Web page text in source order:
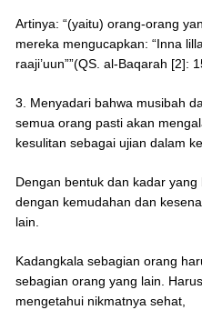
Artinya: “(yaitu) orang-orang
mereka mengucapkan: “Inna
raaji’uun””(QS. al-Baqarah [2]:
3. Menyadari bahwa musibah
semua orang pasti akan
kesulitan sebagai ujian dalam
Dengan bentuk dan kadar
dengan kemudahan dan
lain.
Kadangkala sebagian orang
sebagian orang yang lain.
mengetahui nikmatnya sehat,